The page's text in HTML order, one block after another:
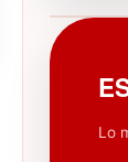
Lo